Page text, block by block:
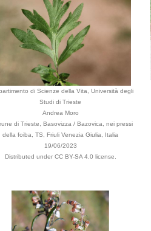
di Scienze della Vita, Università degli
Studi di Trieste
Andrea Moro
di Trieste, Basovizza / Bazovica, nei pressi
della foiba, TS, Friuli Venezia Giulia, Italia
19/06/2023
Distributed under CC BY-SA 4.0 license.